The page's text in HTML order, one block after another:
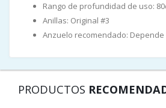
Rango de profundidad de uso:
Anillas: Original #3
Anzuelo recomendado:
PRODUCTOS